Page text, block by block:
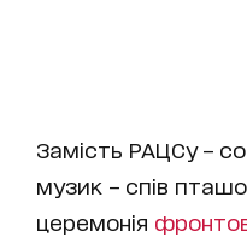
Замість РАЦСу –
музик – спів
церемонія